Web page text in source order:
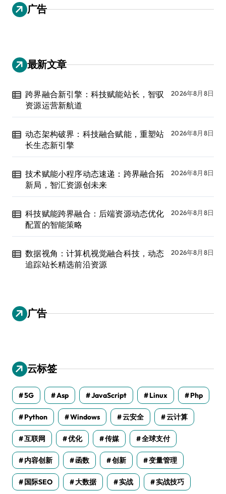
广告
最新文章
跨界融合新引擎：科技赋能站长，智驭
资源运营新航道
2026年8月8日
动态架构破界：科技融合赋能，重塑站
长生态新引擎
2026年8月8日
技术赋能小程序动态速递：跨界融合拓
新局，智汇资源创未来
2026年8月8日
科技赋能跨界融合：后端资源动态优化
配置的智能策略
2026年8月8日
数据视角：计算机视觉融合科技，动态
追踪站长精选前沿资源
2026年8月8日
广告
云标签
5G Asp JavaScript Linux Php
Python Windows 云安全 云计算
互联网 优化 传媒 全球支付
内容创新 函数 创新 变量管理
国际SEO 大数据 实战 实战技巧